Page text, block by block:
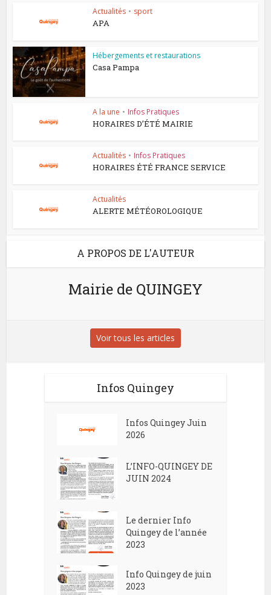
Actualités • sport
APA
Hébergements et restaurations
Casa Pampa
A la une • Infos Pratiques
HORAIRES D’ÉTÉ MAIRIE
Actualités • Infos Pratiques
HORAIRES ÉTÉ FRANCE SERVICE
Actualités
ALERTE MÉTÉOROLOGIQUE
A PROPOS DE L'AUTEUR
Mairie de QUINGEY
Voir tous les articles
Infos Quingey
Infos Quingey Juin
2026
L’INFO-QUINGEY DE
JUIN 2024
Le dernier Info
Quingey de l’année
2023
Info Quingey de juin
2023